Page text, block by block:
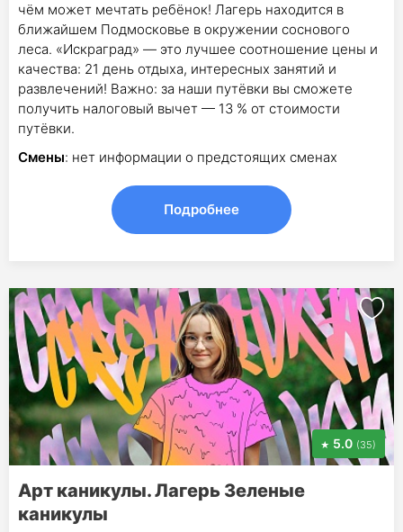
чём может мечтать ребёнок! Лагерь находится в
ближайшем Подмосковье в окружении соснового
леса. «Искраград» — это лучшее соотношение цены и
качества: 21 день отдыха, интересных занятий и
развлечений! Важно: за наши путёвки вы сможете
получить налоговый вычет — 13 % от стоимости
путёвки.
Смены: нет информации о предстоящих сменах
Подробнее
5.0 (35)
Арт каникулы. Лагерь Зеленые
каникулы